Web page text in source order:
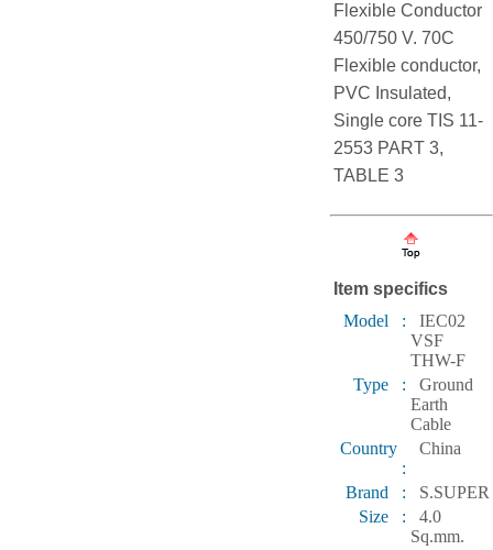
Flexible Conductor
450/750 V. 70C
Flexible conductor,
PVC Insulated,
Single core TIS 11-
2553 PART 3,
TABLE 3
Item specifics
Model :
IEC02
VSF
THW-F
Type :
Ground
Earth
Cable
Country
:
China
Brand :
S.SUPER
Size :
4.0
Sq.mm.